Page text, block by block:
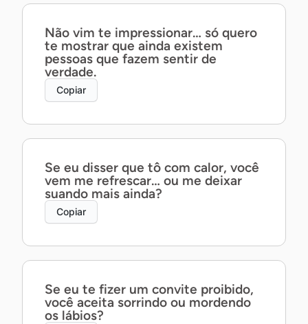
Não vim te impressionar… só quero
te mostrar que ainda existem
pessoas que fazem sentir de
verdade.
Copiar
Se eu disser que tô com calor, você
vem me refrescar… ou me deixar
suando mais ainda?
Copiar
Se eu te fizer um convite proibido,
você aceita sorrindo ou mordendo
os lábios?